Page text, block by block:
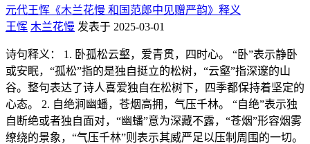
元代王恽《木兰花慢 和国范郎中见赠严韵》释义
王恽 木兰花慢 发表于 2025-03-01
诗句释义： 1. 卧孤松云壑，爱青贯，四时心。 “卧”表示静卧
或安眠，“孤松”指的是独自挺立的松树，“云壑”指深邃的山
谷。整句表达了诗人喜爱独自在松树下，四季都保持着坚定的
心态。 2. 自绝涧幽蟠，苍烟高拥，气压千林。 “自绝”表示独
自断绝或者独自面对，“幽蟠”意为深藏不露，“苍烟”形容烟雾
缭绕的景象，“气压千林”则表示其威严足以压制周围的一切。